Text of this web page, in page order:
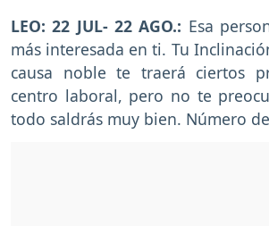
LEO: 22 JUL- 22 AGO.: Esa
más interesada en ti. Tu
causa noble te traerá ciertos
centro laboral, pero no te
todo saldrás muy bien. Número